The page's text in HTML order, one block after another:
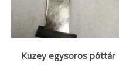
Kuzey egysoros póttár